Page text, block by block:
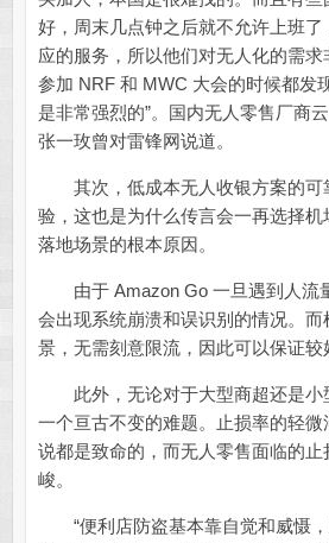
好，周末几点钟之后就不允许上班
应的服务，所以他们对无人化的需
参加 NRF 和 MWC 大会的时候都发
是非常强烈的”。国内无人零售厂商
张一玫曾对雷锋网说道。
其次，低成本无人收银方案的可
验，这也是为什么传言会一再选择
落地场景的根本原因。
由于 Amazon Go 一旦遇到人流
会出现系统崩溃和误识别的情况。
景，无需刻意限流，因此可以保证较
此外，无论对于大型商超还是小
一个亘古不变的难题。止损率的轻
说都是致命的，而无人零售面临的
峻。
“便利店防盗基本靠自觉和威慑，